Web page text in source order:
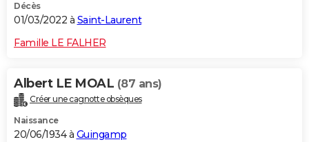
Décès
01/03/2022 à Saint-Laurent
Famille LE FALHER
Albert LE MOAL (87 ans)
Créer une cagnotte obsèques
Naissance
20/06/1934 à Guingamp